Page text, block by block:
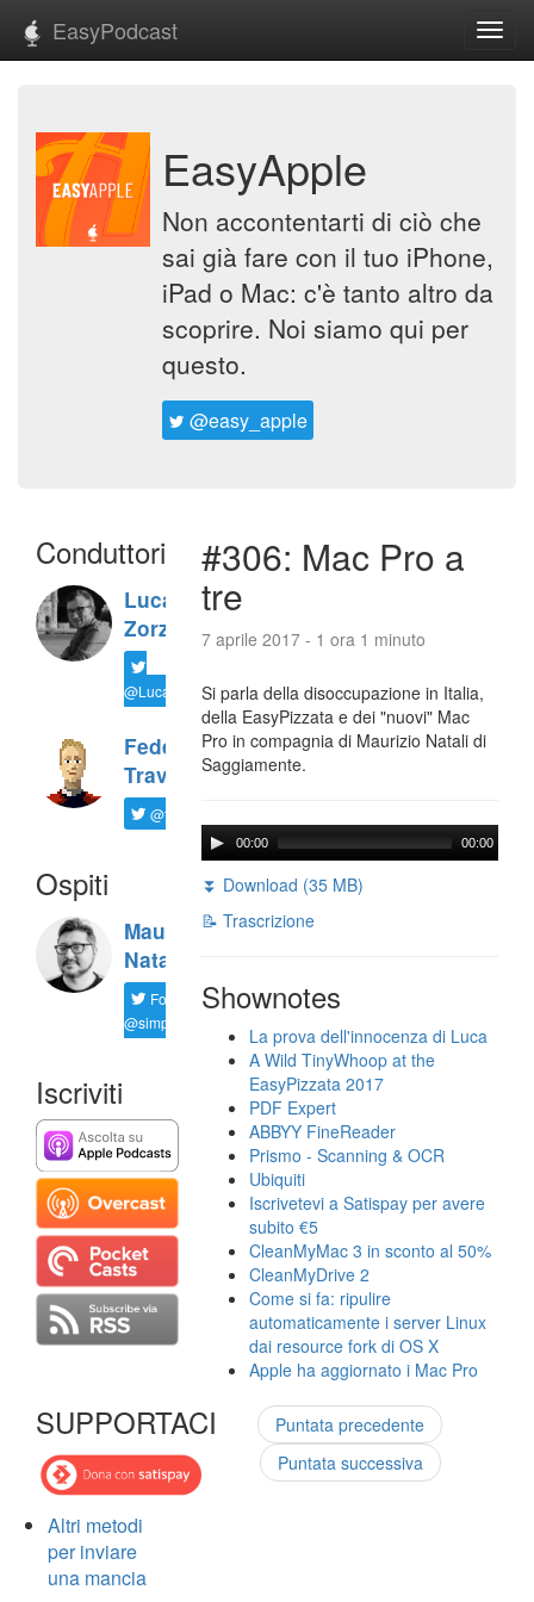
EasyPodcast
EasyApple
Non accontentarti di ciò che
sai già fare con il tuo iPhone,
iPad o Mac: c'è tanto altro da
scoprire. Noi siamo qui per
questo.
@easy_apple
Conduttori
Luca
Zorzi
@LucaTNT
Federico
Travaini
@ftrava
Ospiti
Maurizio
Natali
Follow
@simplemal
Iscriviti
SUPPORTACI
Altri metodi
per inviare
una mancia
#306: Mac Pro a
tre
7 aprile 2017 - 1 ora 1 minuto
Si parla della disoccupazione in Italia,
della EasyPizzata e dei "nuovi" Mac
Pro in compagnia di Maurizio Natali di
Saggiamente.
00:00 00:00
⏬ Download (35 MB)
📝 Trascrizione
Shownotes
La prova dell'innocenza di Luca
A Wild TinyWhoop at the
EasyPizzata 2017
PDF Expert
ABBYY FineReader
Prismo - Scanning & OCR
Ubiquiti
Iscrivetevi a Satispay per avere
subito €5
CleanMyMac 3 in sconto al 50%
CleanMyDrive 2
Come si fa: ripulire
automaticamente i server Linux
dai resource fork di OS X
Apple ha aggiornato i Mac Pro
Puntata precedente
Puntata successiva